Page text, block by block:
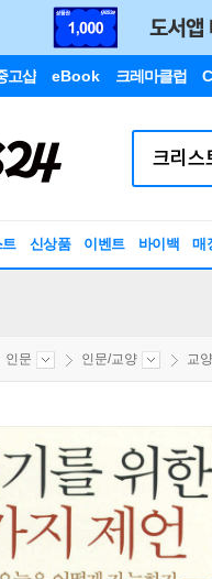
고샵 eBook 크레마클럽
신상품 이벤트 바이백 매
인문 인문/교양 교